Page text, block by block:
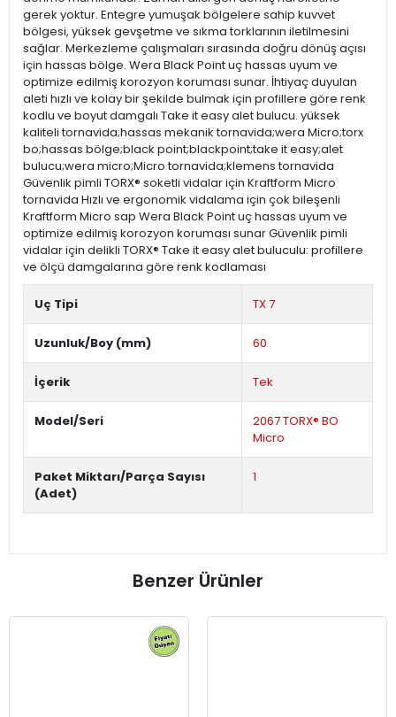
gerek yoktur. Entegre yumuşak bölgelere sahip kuvvet
bölgesi, yüksek gevşetme ve sıkma torklarının iletilmesini
sağlar. Merkezleme çalışmaları sırasında doğru dönüş açısı
için hassas bölge. Wera Black Point uç hassas uyum ve
optimize edilmiş korozyon koruması sunar. İhtiyaç duyulan
aleti hızlı ve kolay bir şekilde bulmak için profillere göre renk
kodlu ve boyut damgalı Take it easy alet bulucu. yüksek
kaliteli tornavida;hassas mekanik tornavida;wera Micro;torx
bo;hassas bölge;black point;blackpoint;take it easy;alet
bulucu;wera micro;Micro tornavida;klemens tornavida
Güvenlik pimli TORX® soketli vidalar için Kraftform Micro
tornavida Hızlı ve ergonomik vidalama için çok bileşenli
Kraftform Micro sap Wera Black Point uç hassas uyum ve
optimize edilmiş korozyon koruması sunar Güvenlik pimli
vidalar için delikli TORX® Take it easy alet buluculu: profillere
ve ölçü damgalarına göre renk kodlaması
Uç Tipi TX 7
Uzunluk/Boy (mm) 60
İçerik Tek
Model/Seri
2067 TORX® BO
Micro
Paket Miktarı/Parça Sayısı
(Adet)
1
Benzer Ürünler